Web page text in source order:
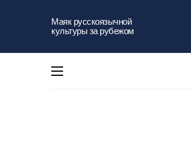
Маяк русскоязычной
культуры за рубежом